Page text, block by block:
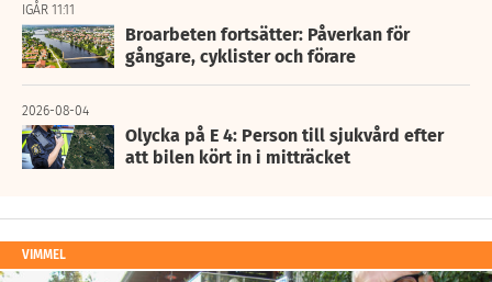
IGÅR 11:11
Broarbeten fortsätter: Påverkan för
gångare, cyklister och förare
2026-08-04
Olycka på E 4: Person till sjukvård efter
att bilen kört in i mitträcket
VIMMEL